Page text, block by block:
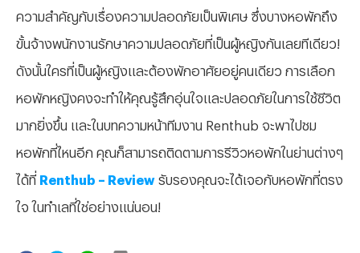
ความสำคัญกับเรื่องความปลอดภัยเป็นพิเศษ ซึ่งบางหอพักถึง
ขั้นจ้างพนักงานรักษาความปลอดภัยที่เป็นผู้หญิงกันเลยทีเดียว!
ดังนั้นใครที่เป็นผู้หญิงและต้องพักอาศัยอยู่คนเดียว การเลือก
หอพักหญิงคงจะทำให้คุณรู้สึกอุ่นใจและปลอดภัยในการใช้ชีวิต
มากยิ่งขึ้น และในบทความหน้าทีมงาน Renthub จะพาไปชม
หอพักที่ไหนอีก คุณก็สามารถติดตามการรีวิวหอพักในย่านต่างๆ
ได้ที่ Renthub – Review รับรองคุณจะได้เจอกับหอพักที่ตรง
ใจ ในทำเลที่ใช่อย่างแน่นอน!